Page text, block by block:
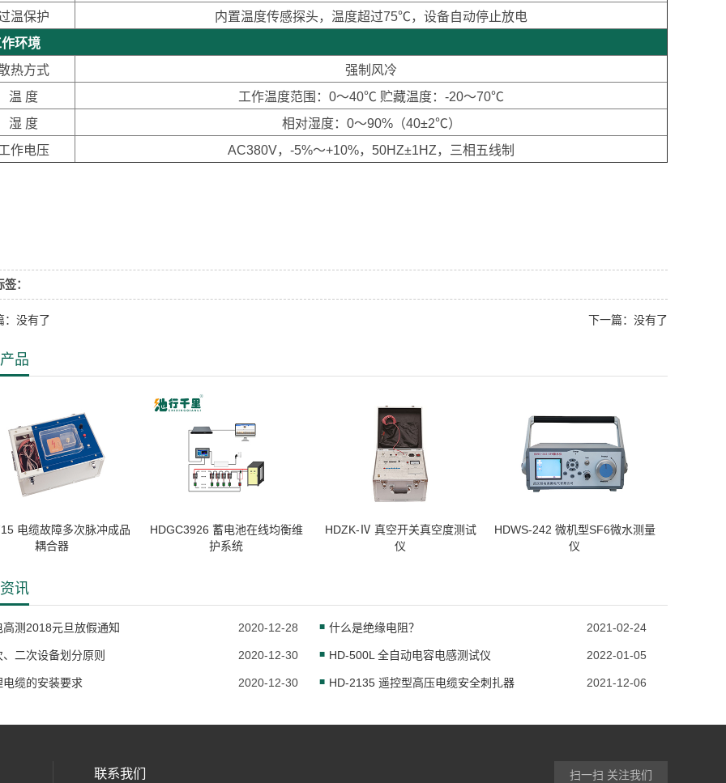
温保护
内置温度传感探头，温度超过75℃，设备自动停止放电
环境
热方式
强制风冷
温 度
工作温度范围：0～40℃ 贮藏温度：-20～70℃
湿 度
相对湿度：0～90%（40±2℃）
作电压
AC380V，-5%～+10%，50HZ±1HZ，三相五线制
：
：没有了 下一篇：没有了
品
电缆故障多次脉冲成品
耦合器
HDGC3926 蓄电池在线均衡维
护系统
HDZK-Ⅳ 真空开关真空度测试
仪
HDWS-242 微机型SF6微水测量
仪
讯
高测2018元旦放假通知 2020-12-28 什么是绝缘电阻？ 2021-02-24
、二次设备划分原则 2020-12-30 HD-500L 全自动电容电感测试仪 2022-01-05
电缆的安装要求 2020-12-30 HD-2135 遥控型高压电缆安全刺扎器 2021-12-06
联系我们 扫一扫 关注我们